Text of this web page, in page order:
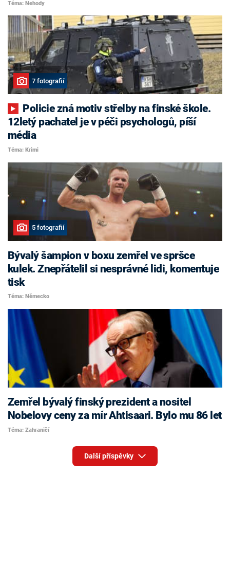
Téma: Nehody
7 fotografií
12letý pachatel je v péči psychologů, píší
média
Téma: Krimi
5 fotografií
Bývalý šampion v boxu zemřel ve spršce
kulek. Znepřátelil si nesprávné lidi, komentuje
tisk
Téma: Německo
Zemřel bývalý finský prezident a nositel
Nobelovy ceny za mír Ahtisaari. Bylo mu 86 let
Téma: Zahraničí
Další příspěvky